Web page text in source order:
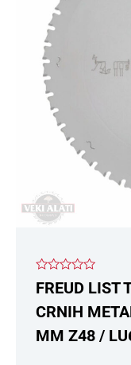
Ocenjeno
sa
od
FREUD LIST
CRNIH
MM Z48 /